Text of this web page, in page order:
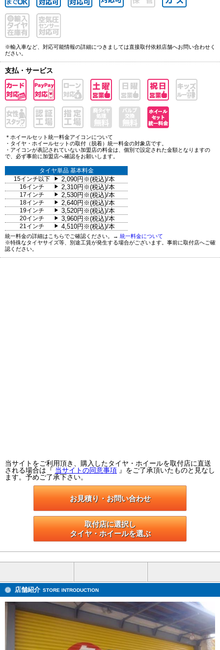
※輸入車など、対応可能情報の詳細につきましては直接取付依頼店舗へお問い合わせく
ださい。
支払・サービス
＊ホイールセット統一料金アイコンについて
・タイヤ・ホイールセットの取付（脱着）統一料金の対象店です。
・アイコンが表記されていない加盟店の料金は、個別で設定された金額となりますの
で、必ず事前に加盟店へ確認をお願いします。
タイヤ単品 基本料金
15インチ以下
▶ 2,090円※(税込)/本
16インチ ▶ 2,310円※(税込)/本
17インチ ▶ 2,530円※(税込)/本
18インチ ▶ 2,640円※(税込)/本
19インチ ▶ 3,520円※(税込)/本
20インチ ▶ 3,960円※(税込)/本
21インチ ▶ 4,510円※(税込)/本
統一料金の詳細はこちらでご確認ください。→ 統一料金について
※特殊なタイヤサイズ等、別途工賃が発生する場合がございます。事前に取付店へご確
認ください。
当サイトをご利用頂き、購入したタイヤ・ホイールを取付店に直送
される場合は『 当サイトの同意事項 』をご了承頂いたものと見なし
ます。予めご了承下さい。
お見積り・お問い合わせ
取付店に選択し
タイヤ・ホイールを選ぶ
店舗紹介 STORE INTRODUCTION